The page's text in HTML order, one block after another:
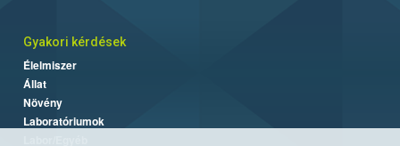
Gyakori kérdések
Élelmiszer
Állat
Növény
Laboratóriumok